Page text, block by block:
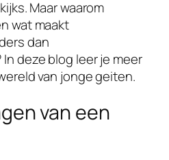
Maar waarom
wat maakt
dan
deze blog leer je meer
van jonge geiten.
van een